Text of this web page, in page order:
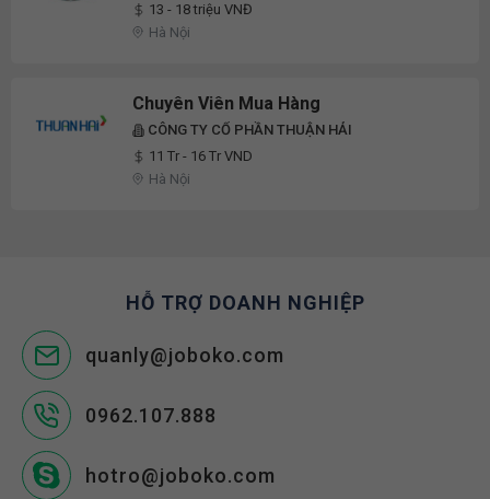
13 - 18 triệu VNĐ
Hà Nội
Chuyên Viên Mua Hàng
CÔNG TY CỔ PHẦN THUẬN HẢI
11 Tr - 16 Tr VND
Hà Nội
HỖ TRỢ DOANH NGHIỆP
quanly@joboko.com
0962.107.888
hotro@joboko.com